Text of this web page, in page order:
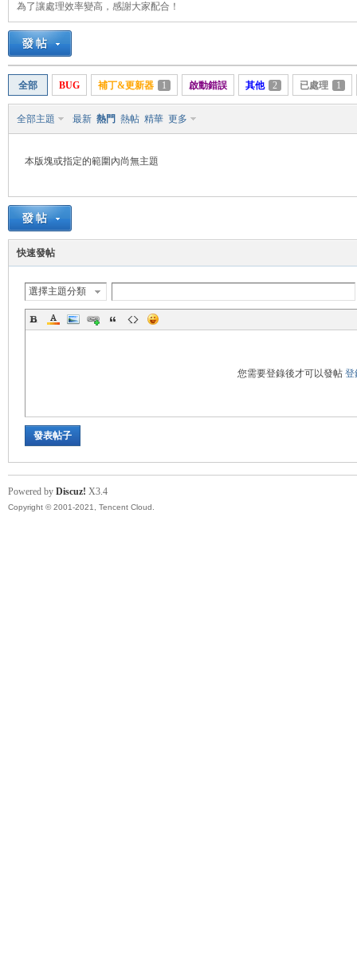
為了讓處理效率變高，感謝大家配合！
全部 BUG 補丁&更新器 1 啟動錯誤 其他 2 已處理 1
全部主題 最新 熱門 熱帖 精華 更多
本版塊或指定的範圍內尚無主題
快速發帖
選擇主題分類
您需要登錄後才可以發帖 登
發表帖子
Powered by Discuz! X3.4
Copyright © 2001-2021, Tencent Cloud.